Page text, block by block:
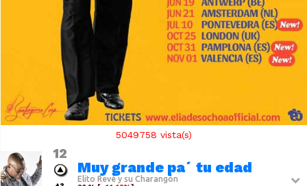
5049758 vista(s)
12
Muy grande pa´ tu edad
Elito Revé y su Charangón